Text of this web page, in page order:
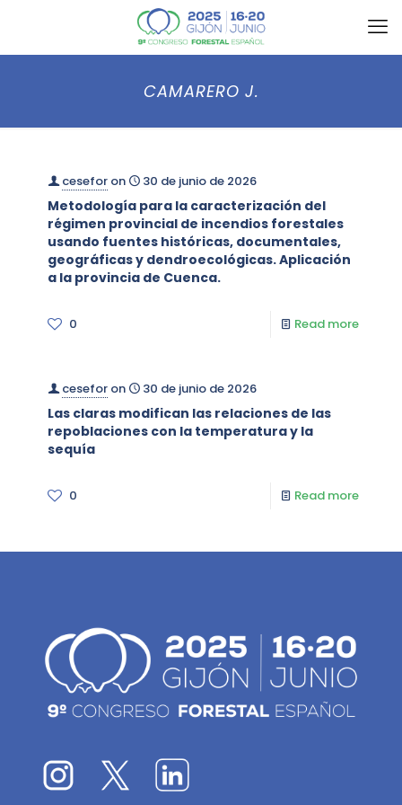
CAMARERO J.
cesefor on 30 de junio de 2026
Metodología para la caracterización del
régimen provincial de incendios forestales
usando fuentes históricas, documentales,
geográficas y dendroecológicas. Aplicación
a la provincia de Cuenca.
0 Read more
cesefor on 30 de junio de 2026
Las claras modifican las relaciones de las
repoblaciones con la temperatura y la
sequía
0 Read more